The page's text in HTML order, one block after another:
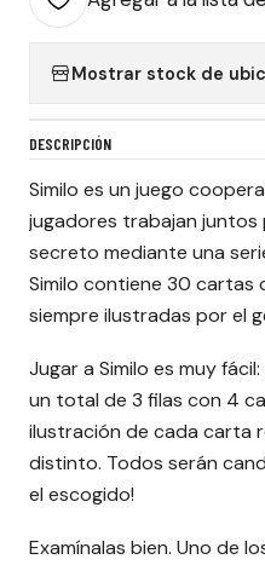
Mostrar stock de
DESCRIPCIÓN
Similo es un juego
jugadores trabajan juntos
secreto mediante una
Similo contiene 30 cartas
siempre ilustradas por el
Jugar a Similo es muy
un total de 3 filas con 4
ilustración de cada carta
distinto. Todos serán
el escogido!
Examínalas bien. Uno de